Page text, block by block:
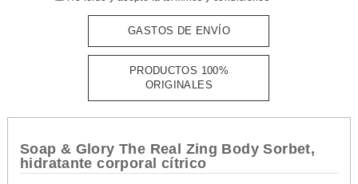
GASTOS DE ENVÍO
PRODUCTOS 100%
ORIGINALES
Soap & Glory The Real Zing Body Sorbet,
hidratante corporal cítrico